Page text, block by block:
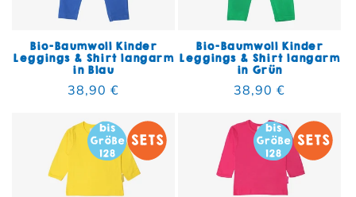
Bio-Baumwoll Kinder
Leggings & Shirt langarm
in Blau
Normaler Preis
38,90 €
Bio-Baumwoll Kinder
Leggings & Shirt langarm
in Grün
Normaler Preis
38,90 €